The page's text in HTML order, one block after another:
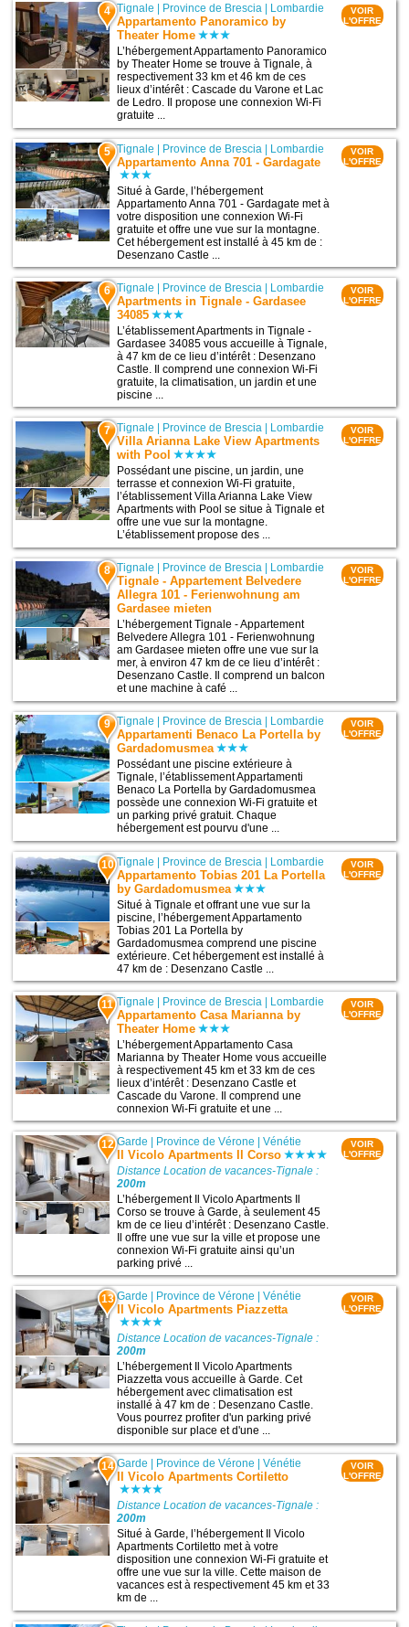
4 Tignale Province de Brescia Lombardie
Appartamento Panoramico by
Theater Home
L’hébergement Appartamento Panoramico
by Theater Home se trouve à Tignale, à
respectivement 33 km et 46 km de ces
lieux d’intérêt : Cascade du Varone et Lac
de Ledro. Il propose une connexion Wi-Fi
gratuite ...
VOIR
L'OFFRE
5 Tignale | Province de Brescia | Lombardie
Appartamento Anna 701 - Gardagate
Situé à Garde, l’hébergement
Appartamento Anna 701 - Gardagate met à
votre disposition une connexion Wi-Fi
gratuite et offre une vue sur la montagne.
Cet hébergement est installé à 45 km de :
Desenzano Castle ...
VOIR
L'OFFRE
6 Tignale | Province de Brescia | Lombardie
Apartments in Tignale - Gardasee
34085
L’établissement Apartments in Tignale -
Gardasee 34085 vous accueille à Tignale,
à 47 km de ce lieu d’intérêt : Desenzano
Castle. Il comprend une connexion Wi-Fi
gratuite, la climatisation, un jardin et une
piscine ...
VOIR
L'OFFRE
7 Tignale Province de Brescia Lombardie
Villa Arianna Lake View Apartments
with Pool
Possédant une piscine, un jardin, une
terrasse et connexion Wi-Fi gratuite,
l’établissement Villa Arianna Lake View
Apartments with Pool se situe à Tignale et
offre une vue sur la montagne.
L’établissement propose des ...
VOIR
L'OFFRE
8 Tignale Province de Brescia Lombardie
Tignale - Appartement Belvedere
Allegra 101 - Ferienwohnung am
Gardasee mieten
L’hébergement Tignale - Appartement
Belvedere Allegra 101 - Ferienwohnung
am Gardasee mieten offre une vue sur la
mer, à environ 47 km de ce lieu d’intérêt :
Desenzano Castle. Il comprend un balcon
et une machine à café ...
VOIR
L'OFFRE
9 Tignale Province de Brescia Lombardie
Appartamenti Benaco La Portella by
Gardadomusmea
Possédant une piscine extérieure à
Tignale, l’établissement Appartamenti
Benaco La Portella by Gardadomusmea
possède une connexion Wi-Fi gratuite et
un parking privé gratuit. Chaque
hébergement est pourvu d'une ...
VOIR
L'OFFRE
10 Tignale | Province de Brescia | Lombardie
Appartamento Tobias 201 La Portella
by Gardadomusmea
Situé à Tignale et offrant une vue sur la
piscine, l’hébergement Appartamento
Tobias 201 La Portella by
Gardadomusmea comprend une piscine
extérieure. Cet hébergement est installé à
47 km de : Desenzano Castle ...
VOIR
L'OFFRE
11 Tignale | Province de Brescia | Lombardie
Appartamento Casa Marianna by
Theater Home
L’hébergement Appartamento Casa
Marianna by Theater Home vous accueille
à respectivement 45 km et 33 km de ces
lieux d’intérêt : Desenzano Castle et
Cascade du Varone. Il comprend une
connexion Wi-Fi gratuite et une ...
VOIR
L'OFFRE
12 Garde | Province de Vérone |Vénétie
Il Vicolo Apartments Il Corso
Distance Location de vacances-Tignale :
200m
L’hébergement Il Vicolo Apartments Il
Corso se trouve à Garde, à seulement 45
km de ce lieu d’intérêt : Desenzano Castle.
Il offre une vue sur la ville et propose une
connexion Wi-Fi gratuite ainsi qu’un
parking privé ...
VOIR
L'OFFRE
13 Garde Province de Vérone |Vénétie
Il Vicolo Apartments Piazzetta
Distance Location de vacances-Tignale :
200m
L’hébergement Il Vicolo Apartments
Piazzetta vous accueille à Garde. Cet
hébergement avec climatisation est
installé à 47 km de : Desenzano Castle.
Vous pourrez profiter d'un parking privé
disponible sur place et d'une ...
VOIR
L'OFFRE
14 Garde Province de Vérone |Vénétie
Il Vicolo Apartments Cortiletto
Distance Location de vacances-Tignale :
200m
Situé à Garde, l’hébergement Il Vicolo
Apartments Cortiletto met à votre
disposition une connexion Wi-Fi gratuite et
offre une vue sur la ville. Cette maison de
vacances est à respectivement 45 km et 33
km de ...
VOIR
L'OFFRE